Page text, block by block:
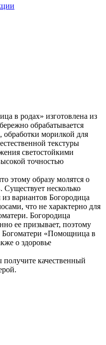
в родах» изготовлена из
обрабатывается
морилкой для
текстуры
светостойкими
точностью
этому образу молятся о
несколько
вариантов Богородица
что не характерно для
Богородица
ее призывает, поэтому
Богоматери «Помощница в
о здоровье
качественный